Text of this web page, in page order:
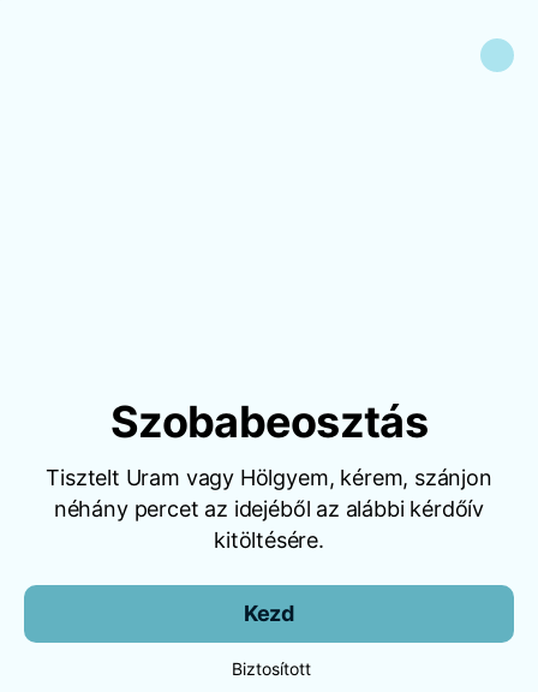
Szobabeosztás
Tisztelt Uram vagy Hölgyem, kérem, szánjon
néhány percet az idejéből az alábbi kérdőív
kitöltésére.
Kezd
Biztosított